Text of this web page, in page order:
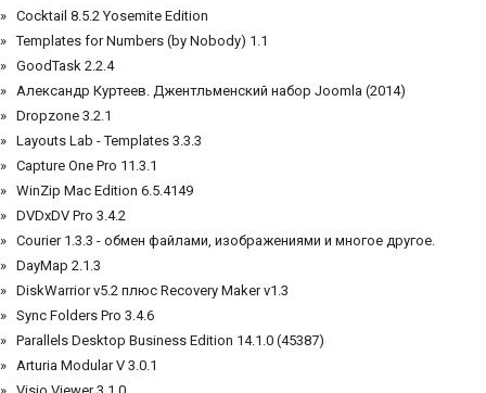
Cocktail 8.5.2 Yosemite Edition
Templates for Numbers (by Nobody) 1.1
GoodTask 2.2.4
Александр Куртеев. Джентльменский набор Joomla (2014)
Dropzone 3.2.1
Layouts Lab - Templates 3.3.3
Capture One Pro 11.3.1
WinZip Mac Edition 6.5.4149
DVDxDV Pro 3.4.2
Courier 1.3.3 - обмен файлами, изображениями и многое другое.
DayMap 2.1.3
DiskWarrior v5.2 плюс Recovery Maker v1.3
Sync Folders Pro 3.4.6
Parallels Desktop Business Edition 14.1.0 (45387)
Arturia Modular V 3.0.1